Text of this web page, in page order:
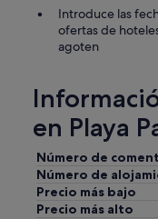
Introduce las
ofertas de
agoten
en Playa
Número de
Número de
Precio más bajo
Precio más alto